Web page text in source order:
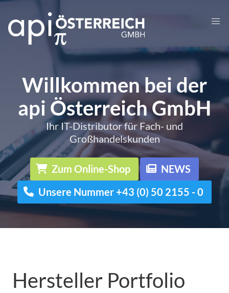
Willkommen bei der
api Österreich GmbH
Ihr IT-Distributor für Fach- und
Großhandelskunden
Zum Online-Shop
NEWS
Unsere Nummer +43 (0) 50 2155 - 0
Hersteller Portfolio